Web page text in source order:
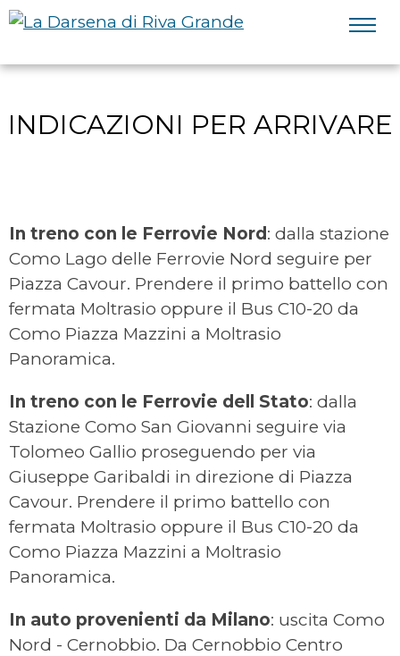
INDICAZIONI PER ARRIVARE
In treno con le Ferrovie Nord : dalla stazione
Como Lago delle Ferrovie Nord seguire per
Piazza Cavour. Prendere il primo battello con
fermata Moltrasio oppure il Bus C10-20 da
Como Piazza Mazzini a Moltrasio
Panoramica.
In treno con le Ferrovie dell Stato: dalla
Stazione Como San Giovanni seguire via
Tolomeo Gallio proseguendo per via
Giuseppe Garibaldi in direzione di Piazza
Cavour. Prendere il primo battello con
fermata Moltrasio oppure il Bus C10-20 da
Como Piazza Mazzini a Moltrasio
Panoramica.
In auto provenienti da Milano: uscita Como
Nord - Cernobbio. Da Cernobbio Centro